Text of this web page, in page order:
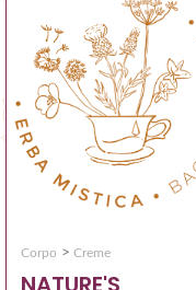
Corpo > Creme